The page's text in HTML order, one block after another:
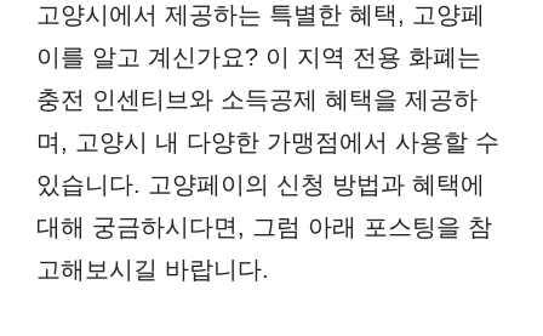
고양시에서 제공하는 특별한 혜택, 고양페
이를 알고 계신가요? 이 지역 전용 화폐는
충전 인센티브와 소득공제 혜택을 제공하
며, 고양시 내 다양한 가맹점에서 사용할 수
있습니다. 고양페이의 신청 방법과 혜택에
대해 궁금하시다면, 그럼 아래 포스팅을 참
고해보시길 바랍니다.